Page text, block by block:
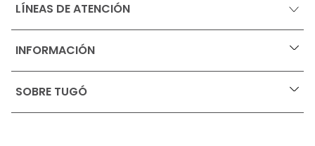
LÍNEAS DE ATENCIÓN
INFORMACIÓN +
Ofertas vigentes
Términos, condiciones y restricciones para productos
SOBRE TUGÓ +